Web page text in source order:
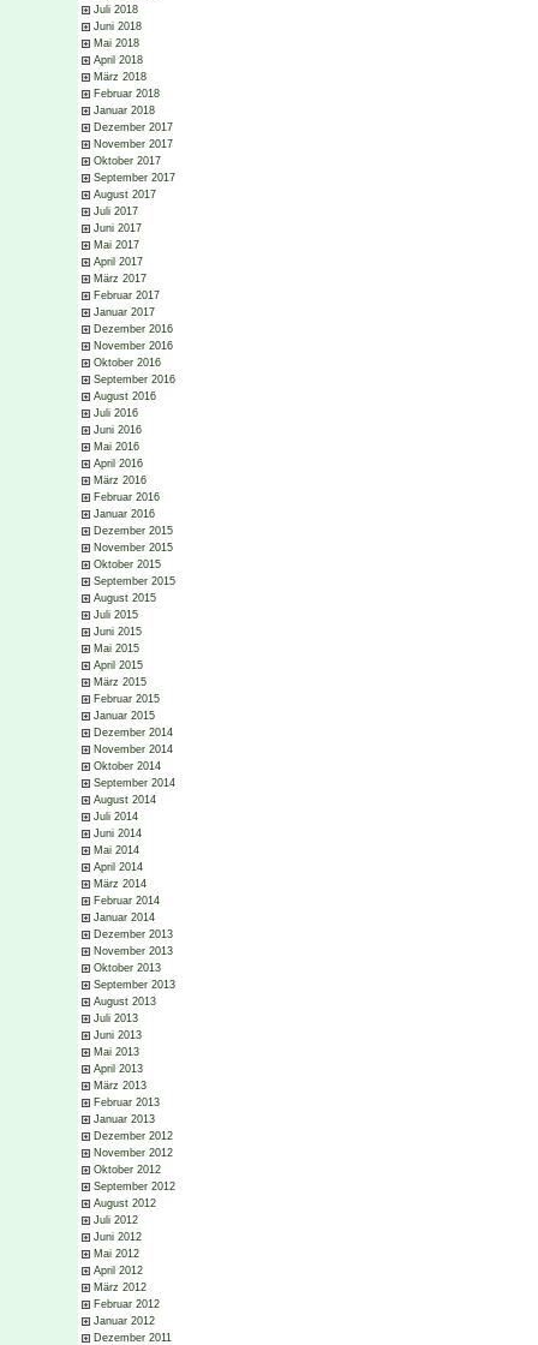
Juli 2018
Juni 2018
Mai 2018
April 2018
März 2018
Februar 2018
Januar 2018
Dezember 2017
November 2017
Oktober 2017
September 2017
August 2017
Juli 2017
Juni 2017
Mai 2017
April 2017
März 2017
Februar 2017
Januar 2017
Dezember 2016
November 2016
Oktober 2016
September 2016
August 2016
Juli 2016
Juni 2016
Mai 2016
April 2016
März 2016
Februar 2016
Januar 2016
Dezember 2015
November 2015
Oktober 2015
September 2015
August 2015
Juli 2015
Juni 2015
Mai 2015
April 2015
März 2015
Februar 2015
Januar 2015
Dezember 2014
November 2014
Oktober 2014
September 2014
August 2014
Juli 2014
Juni 2014
Mai 2014
April 2014
März 2014
Februar 2014
Januar 2014
Dezember 2013
November 2013
Oktober 2013
September 2013
August 2013
Juli 2013
Juni 2013
Mai 2013
April 2013
März 2013
Februar 2013
Januar 2013
Dezember 2012
November 2012
Oktober 2012
September 2012
August 2012
Juli 2012
Juni 2012
Mai 2012
April 2012
März 2012
Februar 2012
Januar 2012
Dezember 2011